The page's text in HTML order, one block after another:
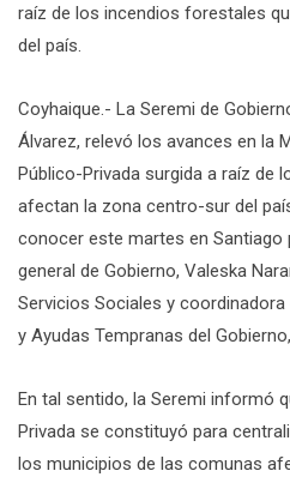
raíz de los incendios forestales
del país.
Coyhaique.- La Seremi de
Álvarez, relevó los avances en la
Público-Privada surgida a raíz de
afectan la zona centro-sur del
conocer este martes en Santiago
general de Gobierno, Valeska
Servicios Sociales y coordinadora
y Ayudas Tempranas del
En tal sentido, la Seremi informó
Privada se constituyó para
los municipios de las comunas